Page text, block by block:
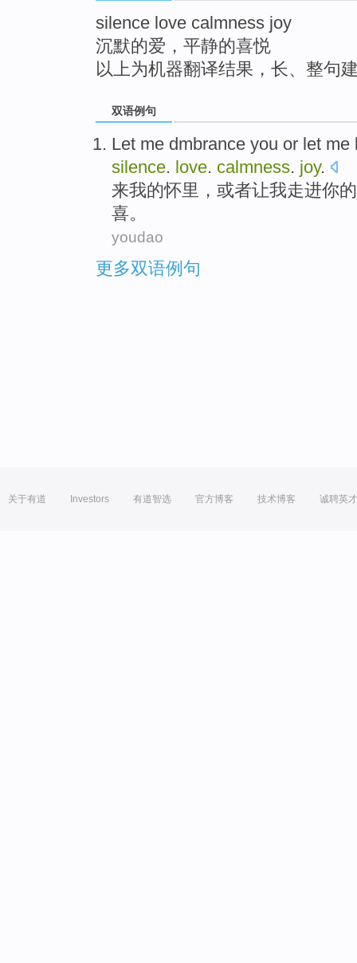
silence love calmness joy
沉默的爱，平静的喜悦
以上为机器翻译结果，长、整句
双语例句
Let me dmbrance you or let me
silence. love. calmness. joy.
来我的怀里 ， 或者让我走进你
喜。
youdao
更多双语例句
关于有道 Investors 有道智选 官方博客 技术博客 诚聘英才